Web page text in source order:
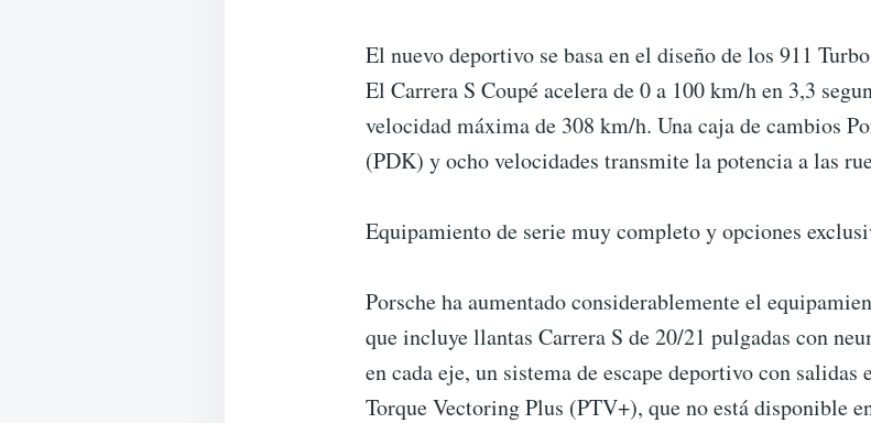
El nuevo deportivo se basa en el diseño de los 911
El Carrera S Coupé acelera de 0 a 100 km/h en 3,3
velocidad máxima de 308 km/h. Una caja de cambios
(PDK) y ocho velocidades transmite la potencia a las
Equipamiento de serie muy completo y opciones
Porsche ha aumentado considerablemente el
que incluye llantas Carrera S de 20/21 pulgadas con
en cada eje, un sistema de escape deportivo con
Torque Vectoring Plus (PTV+), que no está disponible